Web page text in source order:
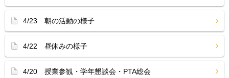
4/23 朝の活動の様子
4/22 昼休みの様子
4/20 授業参観・学年懇談会・PTA総会